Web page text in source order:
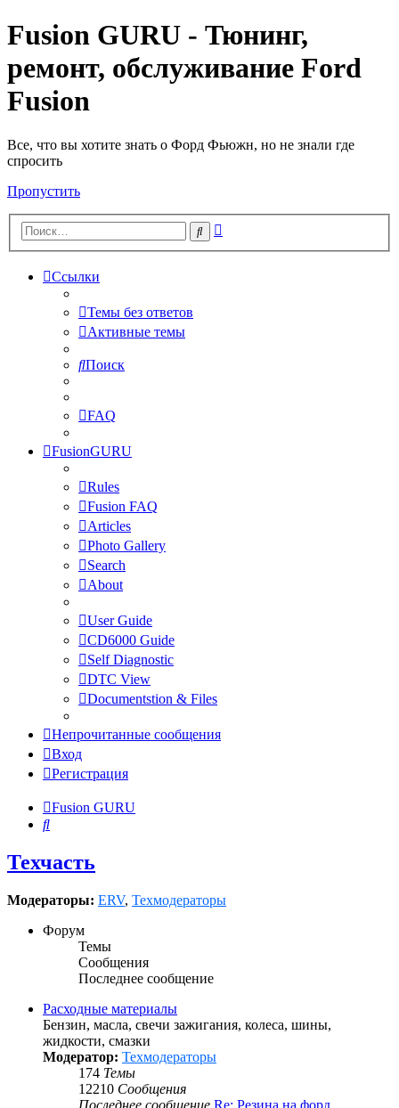
Fusion GURU - Тюнинг,
ремонт, обслуживание Ford
Fusion
Все, что вы хотите знать о Форд Фьюжн, но не знали где
спросить
Пропустить
Поиск
Ссылки
Темы без ответов
Активные темы
Поиск
FAQ
FusionGURU
Rules
Fusion FAQ
Articles
Photo Gallery
Search
About
User Guide
CD6000 Guide
Self Diagnostic
DTC View
Documentstion & Files
Непрочитанные сообщения
Вход
Регистрация
Fusion GURU
Поиск
Техчасть
Модераторы: ERV, Техмодераторы
Форум
Темы
Сообщения
Последнее сообщение
Расходные материалы
Бензин, масла, свечи зажигания, колеса, шины,
жидкости, смазки
Модератор: Техмодераторы
174 Темы
12210 Сообщения